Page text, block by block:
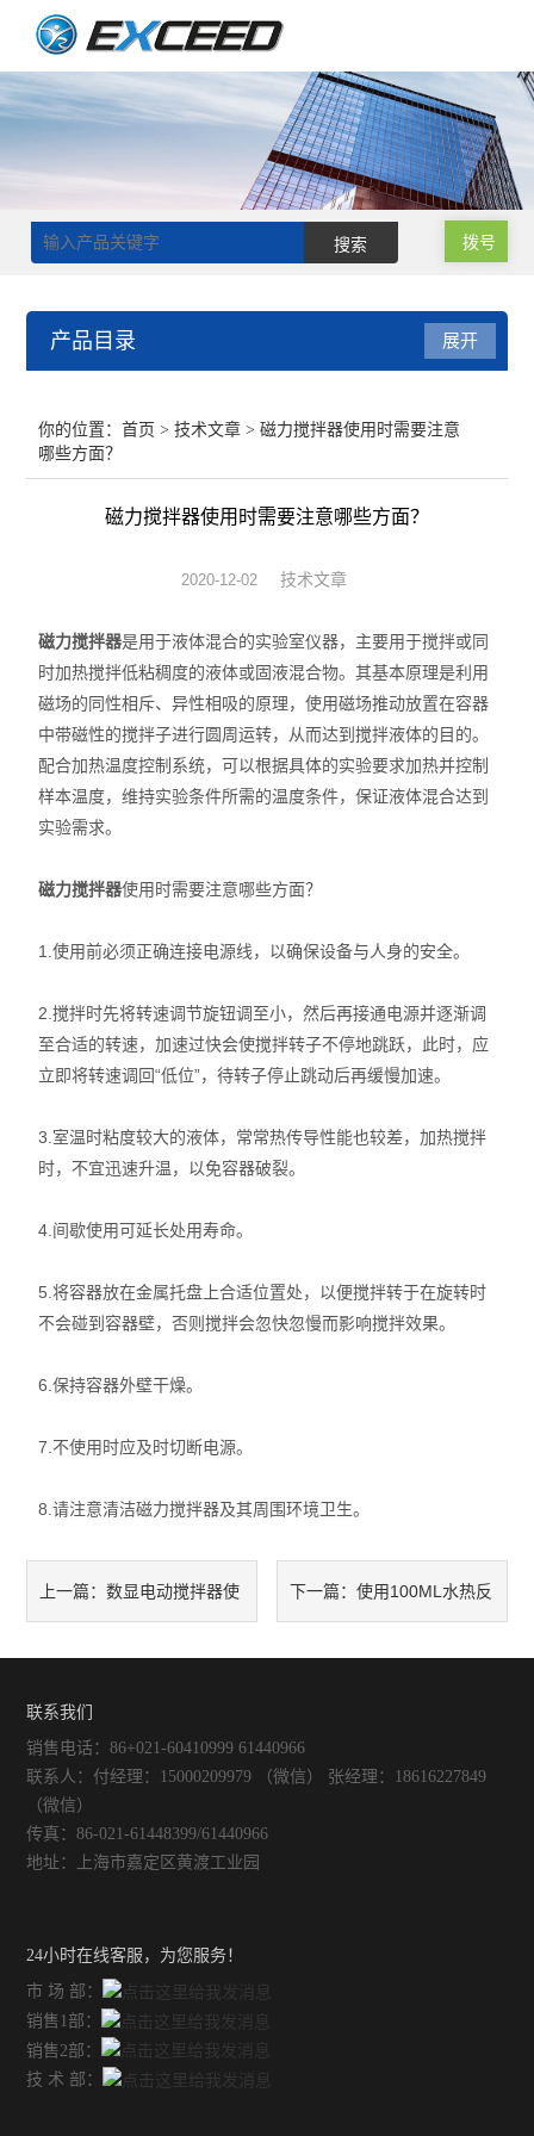
拨号
产品目录
双层玻璃反应釜
单层玻璃反应釜
低温冷却液循环泵
高低温循环一体机
不锈钢高压反应釜
旋片式真空泵/油泵
智能控温仪
油、水浴锅
电加热板
药物透皮实验仪
展开
你的位置：首页 >技术文章 > 磁力搅拌器使用时需要注意
哪些方面？
磁力搅拌器使用时需要注意哪些方面？
2020-12-02 技术文章
磁力搅拌器是用于液体混合的实验室仪器，主要用于搅拌或同
时加热搅拌低粘稠度的液体或固液混合物。其基本原理是利用
磁场的同性相斥、异性相吸的原理，使用磁场推动放置在容器
中带磁性的搅拌子进行圆周运转，从而达到搅拌液体的目的。
配合加热温度控制系统，可以根据具体的实验要求加热并控制
样本温度，维持实验条件所需的温度条件，保证液体混合达到
实验需求。
磁力搅拌器使用时需要注意哪些方面？
1.使用前必须正确连接电源线，以确保设备与人身的安全。
2.搅拌时先将转速调节旋钮调至小，然后再接通电源并逐渐调
至合适的转速，加速过快会使搅拌转子不停地跳跃，此时，应
立即将转速调回“低位”，待转子停止跳动后再缓慢加速。
3.室温时粘度较大的液体，常常热传导性能也较差，加热搅拌
时，不宜迅速升温，以免容器破裂。
4.间歇使用可延长处用寿命。
5.将容器放在金属托盘上合适位置处，以便搅拌转于在旋转时
不会碰到容器壁，否则搅拌会忽快忽慢而影响搅拌效果。
6.保持容器外壁干燥。
7.不使用时应及时切断电源。
8.请注意清洁磁力搅拌器及其周围环境卫生。
上一篇：数显电动搅拌器使 下一篇： 使用100ML水热反
联系我们
销售电话：86+021-60410999 61440966
联系人：付经理：15000209979 （微信） 张经理：18616227849
（微信）
传真：86-021-61448399/61440966
地址：上海市嘉定区黄渡工业园
24小时在线客服，为您服务！
市 场 部：
销售1部：
销售2部：
技 术 部：